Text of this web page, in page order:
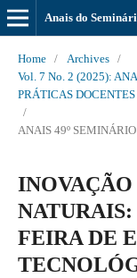
Anais do
Home / Archives
/
Vol. 7 No. 2 (2025):
PRÁTICAS DOCENTES
/
ANAIS 49º
FEIRA DE